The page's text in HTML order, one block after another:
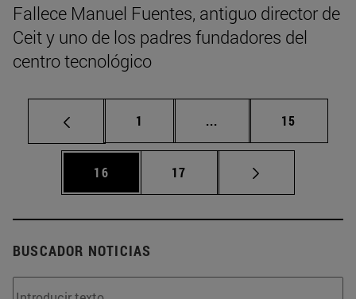
Fallece Manuel Fuentes, antiguo director de
Ceit y uno de los padres fundadores del
centro tecnológico
Página
1 ... Páginas intermedias
Página
15
Página
16 Página
17
BUSCADOR NOTICIAS